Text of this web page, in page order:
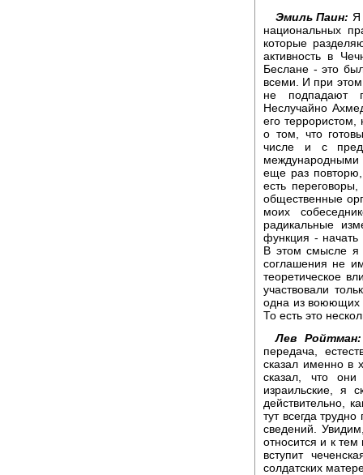
Эмиль Паин: Я
национальных
которые
активность в
Беслане - это
всеми. И при
не подпадают
Неслучайно
его террористом,
о том, что
числе и с
международными
еще раз
есть
общественные
моих
радикальные
функция - начать
В этом смысле я
соглашения не
теоретическое
участвовали
одна из воюющих
То есть это
Лев Ройтман:
передача,
сказал именно в
сказал, что
израильские, я
действительно,
тут всегда
сведений.
относится и к
вступит
солдатских